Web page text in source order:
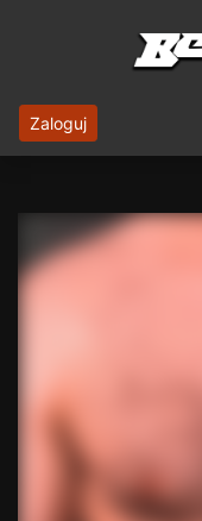
Zaloguj